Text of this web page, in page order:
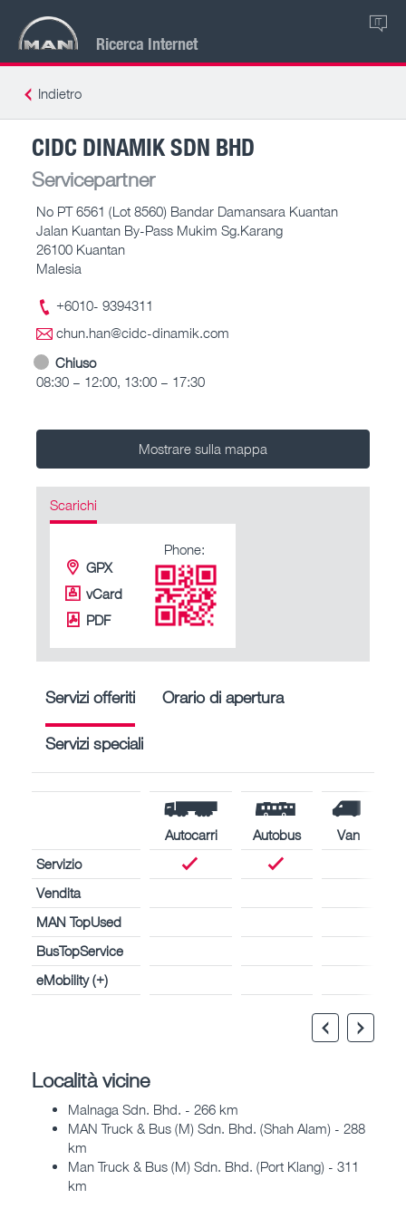
Ricerca Internet
IT
Indietro
CIDC DINAMIK SDN BHD
Servicepartner
No PT 6561 (Lot 8560) Bandar Damansara Kuantan
Jalan Kuantan By-Pass Mukim Sg.Karang
26100 Kuantan
Malesia
+6010- 9394311
chun.han@cidc-dinamik.com
Chiuso
08:30 – 12:00, 13:00 – 17:30
Mostrare sulla mappa
Scarichi
GPX
vCard
PDF
Phone:
Servizi offeriti Orario di apertura
Servizi speciali
Autocarri Autobus
Van
Servizio
Vendita
MAN TopUsed
BusTopService
eMobility (+)
Località vicine
Malnaga Sdn. Bhd. - 266 km
MAN Truck & Bus (M) Sdn. Bhd. (Shah Alam) - 288
km
Man Truck & Bus (M) Sdn. Bhd. (Port Klang) - 311
km